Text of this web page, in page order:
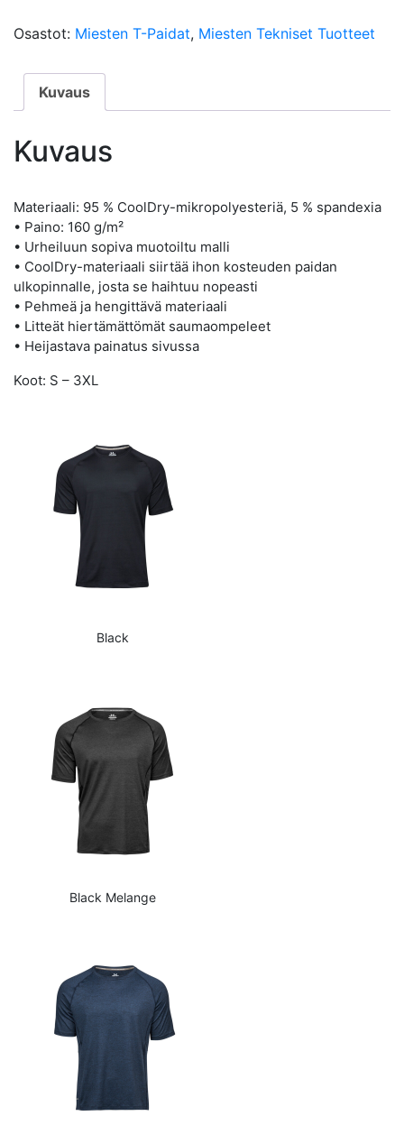
Osastot: Miesten T-Paidat, Miesten Tekniset Tuotteet
Kuvaus
Kuvaus
Materiaali: 95 % CoolDry-mikropolyesteriä, 5 % spandexia
• Paino: 160 g/m²
• Urheiluun sopiva muotoiltu malli
• CoolDry-materiaali siirtää ihon kosteuden paidan
ulkopinnalle, josta se haihtuu nopeasti
• Pehmeä ja hengittävä materiaali
• Litteät hiertämättömät saumaompeleet
• Heijastava painatus sivussa
Koot: S – 3XL
Black
Black Melange